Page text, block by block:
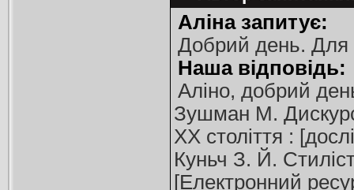
Аліна запитує:
Добрий день. Для
Наша відповідь:
Аліно, добрий
Зушман М. Дискурс
XX століття :
Куньч З. Й.
[Електронний